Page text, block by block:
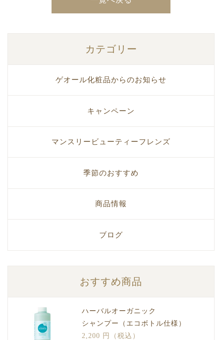
カテゴリー
ゲオール化粧品からのお知らせ
キャンペーン
マンスリービューティーフレンズ
季節のおすすめ
商品情報
ブログ
おすすめ商品
ハーバルオーガニック
シャンプー（エコボトル仕様）
2,200 円（税込）